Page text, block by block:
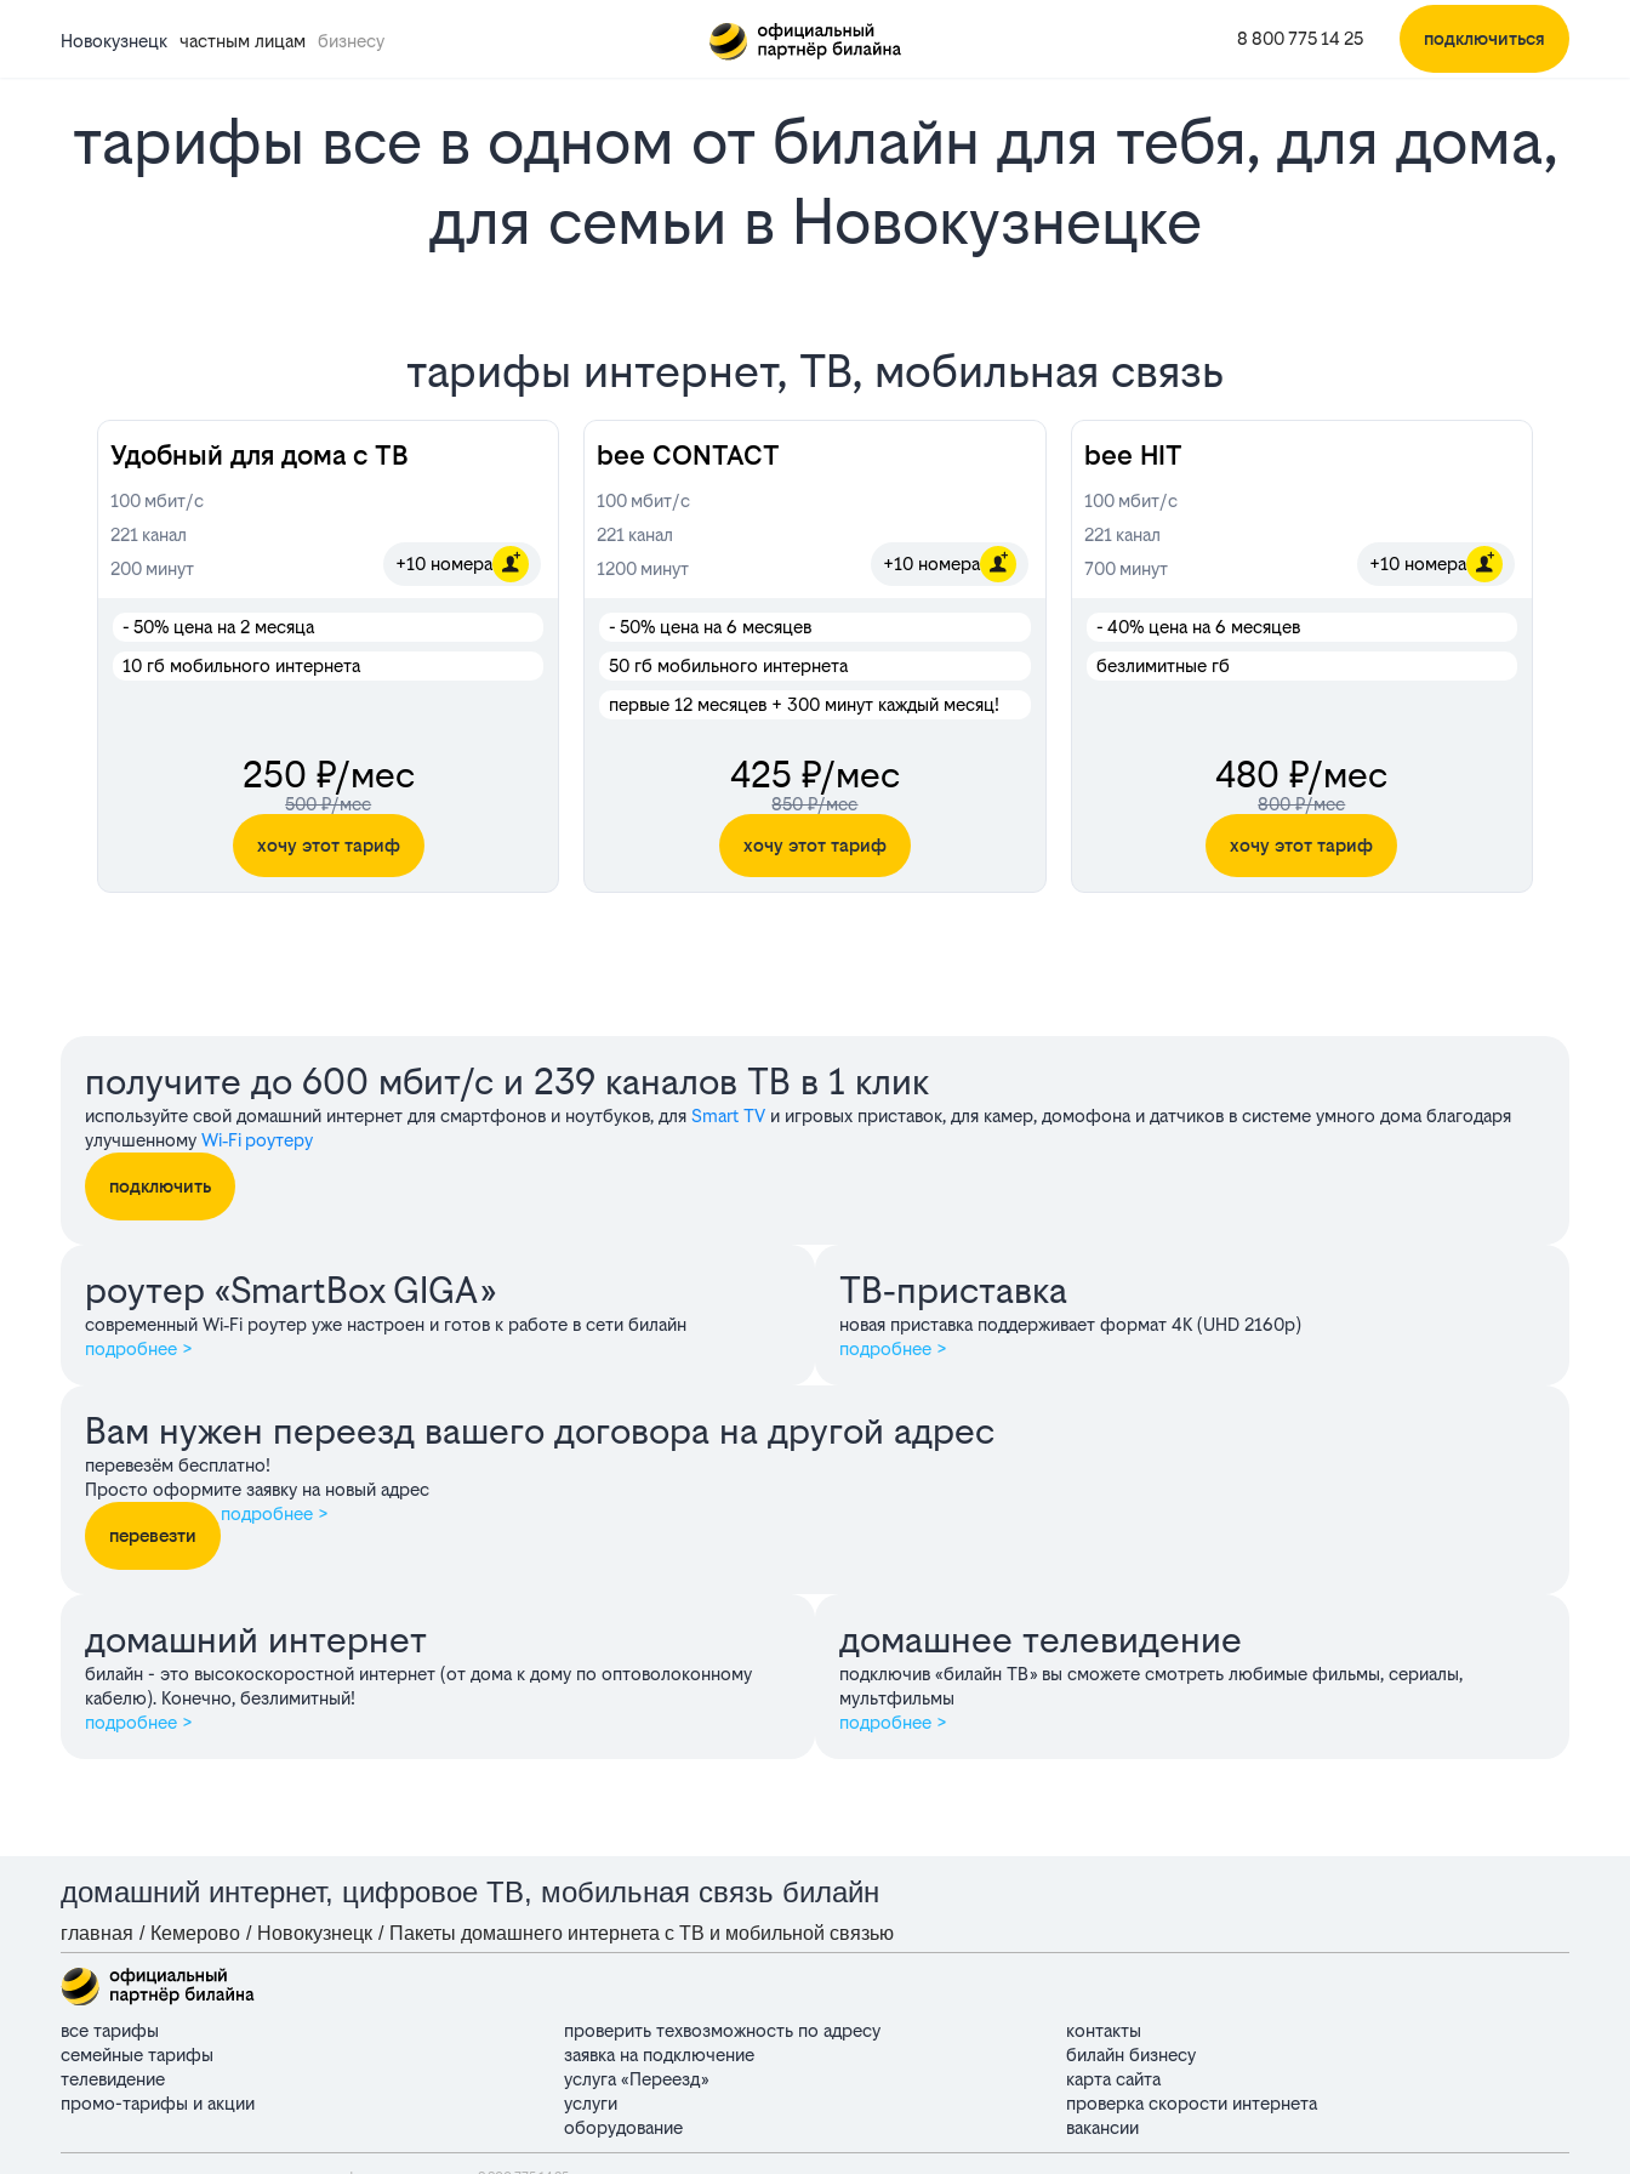
Новокузнецк частным лицам бизнесу 8 800 775 14 25 подключиться
тарифы все в одном от билайн для тебя, для дома,
для семьи в Новокузнецке
тарифы интернет, ТВ, мобильная связь
Удобный для дома с ТВ
100 мбит/с
221 канал
200 минут +10 номера
- 50% цена на 2 месяца
10 гб мобильного интернета
250 ₽/мес
500 ₽/мес
хочу этот тариф
bee CONTACT
100 мбит/с
221 канал
1200 минут +10 номера
- 50% цена на 6 месяцев
50 гб мобильного интернета
первые 12 месяцев + 300 минут каждый месяц!
425 ₽/мес
850 ₽/мес
хочу этот тариф
bee HIT
100 мбит/с
221 канал
700 минут +10 номера
- 40% цена на 6 месяцев
безлимитные гб
480 ₽/мес
800 ₽/мес
хочу этот тариф
получите до 600 мбит/с и 239 каналов ТВ в 1 клик
используйте свой домашний интернет для смартфонов и ноутбуков, для Smart TV и игровых приставок, для камер, домофона и датчиков в системе умного дома благодаря
улучшенному Wi‑Fi роутеру
подключить
роутер «SmartBox GIGA»
современный Wi‑Fi роутер уже настроен и готов к работе в сети билайн
подробнее >
ТВ‑приставка
новая приставка поддерживает формат 4K (UHD 2160p)
подробнее >
Вам нужен переезд вашего договора на другой адрес
перевезём бесплатно!
Просто оформите заявку на новый адрес
перевезти
подробнее >
домашний интернет
билайн - это высокоскоростной интернет (от дома к дому по оптоволоконному
кабелю). Конечно, безлимитный!
подробнее >
домашнее телевидение
подключив «билайн ТВ» вы сможете смотреть любимые фильмы, сериалы,
мультфильмы
подробнее >
домашний интернет, цифровое ТВ, мобильная связь билайн
главная / Кемерово / Новокузнецк / Пакеты домашнего интернета с ТВ и мобильной связью
все тарифы
семейные тарифы
телевидение
промо-тарифы и акции
проверить техвозможность по адресу
заявка на подключение
услуга «Переезд»
услуги
оборудование
контакты
билайн бизнесу
карта сайта
проверка скорости интернета
вакансии